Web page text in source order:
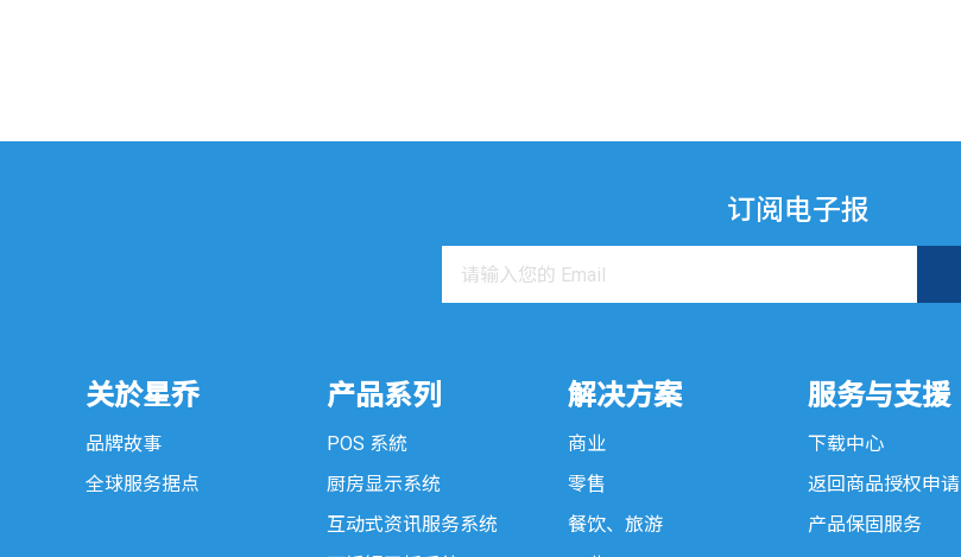
订阅电子报
关於星乔
品牌故事
全球服务据点
产品系列
POS 系統
厨房显示系统
互动式资讯服务系统
解决方案
商业
零售
餐饮、旅游
服务与支援
下载中心
返回商品授权申请
产品保固服务